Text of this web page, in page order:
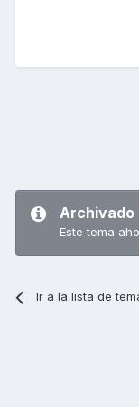
Archivado
Este tema
Ir a la lista de